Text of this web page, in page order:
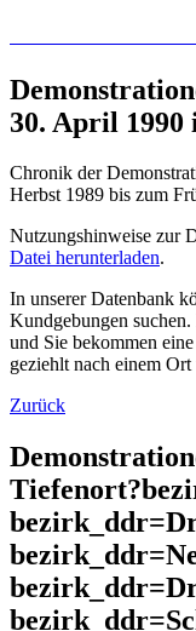
30. April 1990
Chronik der
Herbst 1989 bis zum
Nutzungshinweise zur
Datei herunterladen.
In unserer Datenbank
Kundgebungen
und Sie bekommen
geziehlt nach einem
Zurück